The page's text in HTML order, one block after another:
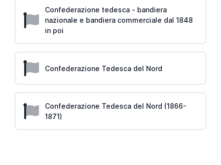
Confederazione tedesca - bandiera
nazionale e bandiera commerciale dal 1848
in poi
Confederazione Tedesca del Nord
Confederazione Tedesca del Nord (1866-
1871)